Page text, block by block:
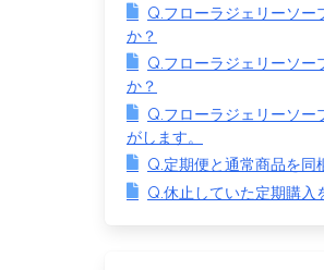
Q.フローラジェリーソー
か？
Q.フローラジェリーソー
か？
Q.フローラジェリーソー
がします。
Q.定期便と通常商品を同
Q.休止していた定期購入